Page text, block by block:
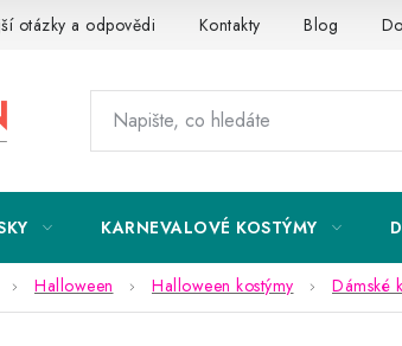
otázky a odpovědi Kontakty Blog
KARNEVALOVÉ KOSTÝMY
Halloween Halloween kostýmy Dámské